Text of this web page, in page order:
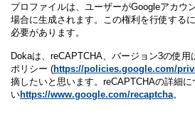
プロファイルは、ユーザーがGoogleアカウ
場合に生成されます。この権利を行使する
必要があります。
Dokaは、reCAPTCHA、バージョン3の使用
ポリシー (https://policies.google.com/
摘したいと思います。reCAPTCHAの詳細
いhttps://www.google.com/recaptcha。